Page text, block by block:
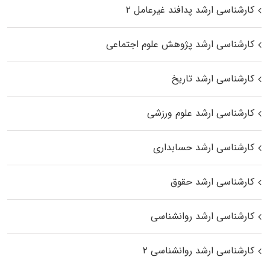
کارشناسی ارشد پدافند غیرعامل ۲
کارشناسی ارشد پژوهش علوم اجتماعی
کارشناسی ارشد تاریخ
کارشناسی ارشد علوم ورزشی
کارشناسی ارشد حسابداری
کارشناسی ارشد حقوق
کارشناسی ارشد روانشناسی
کارشناسی ارشد روانشناسی ۲